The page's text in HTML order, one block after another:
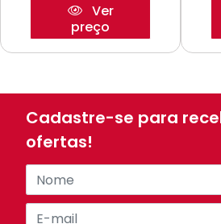
Ver
preço
Cadastre-se para
ofertas!